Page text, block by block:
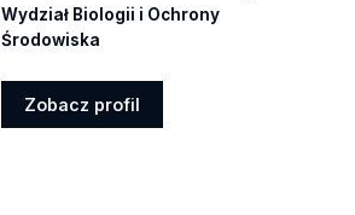
Wydział Biologii i Ochrony
Środowiska
Zobacz profil